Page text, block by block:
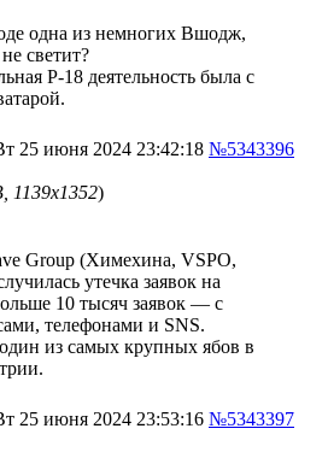
одна из немногих Вшодж,
светит?
Р-18 деятельность была с
25 июня 2024 23:42:18 №5343396
1139x1352)
Group (Химехина, VSPO,
утечка заявок на
10 тысяч заявок — с
телефонами и SNS.
из самых крупных ябов в
25 июня 2024 23:53:16 №5343397